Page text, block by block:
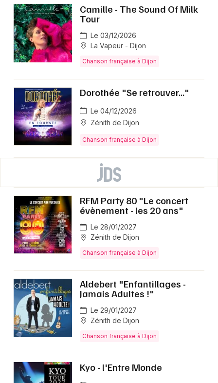
Camille - The Sound Of Milk
Tour
Le 03/12/2026
La Vapeur - Dijon
Chanson française à Dijon
Dorothée "Se retrouver..."
Le 04/12/2026
Zénith de Dijon
Chanson française à Dijon
RFM Party 80 "Le concert
évènement - les 20 ans"
Le 28/01/2027
Zénith de Dijon
Chanson française à Dijon
Aldebert "Enfantillages -
Jamais Adultes !"
Le 29/01/2027
Zénith de Dijon
Chanson française à Dijon
Kyo - l'Entre Monde